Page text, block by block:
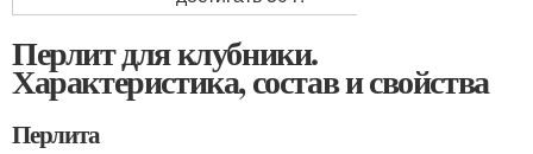
Перлит для клубники.
Характеристика, состав и свойства
Перлита